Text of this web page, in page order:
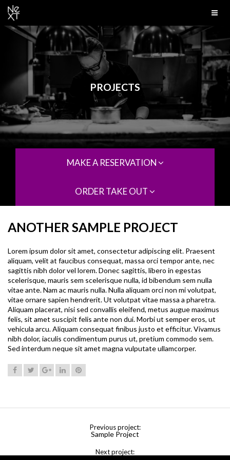
PROJECTS
MAKE A RESERVATION
ORDER TAKE OUT
ANOTHER SAMPLE PROJECT
Lorem ipsum dolor sit amet, consectetur adipiscing elit. Praesent
aliquam, velit at faucibus consequat, massa orci tempor ante, nec
sagittis nibh dolor vel lorem. Donec sagittis, libero in egestas
scelerisque, mauris sem scelerisque nulla, id bibendum sem nulla
vitae ante. Nam ac mauris nulla. Nulla aliquam orci non mi volutpat,
vitae ornare sapien hendrerit. Ut volutpat vitae massa a pharetra.
Aliquam placerat, nisi sed convallis eleifend, metus augue maximus
felis, sit amet suscipit felis ante non dui. Morbi ut semper eros, ut
vehicula arcu. Aliquam consequat finibus justo et efficitur. Vivamus
nibh dolor, iaculis condimentum purus ut, pretium commodo sem.
Sed interdum neque sit amet magna vulputate ullamcorper.
Previous project:
Sample Project
Next project: